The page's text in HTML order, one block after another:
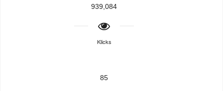
939,084
Klicks
85